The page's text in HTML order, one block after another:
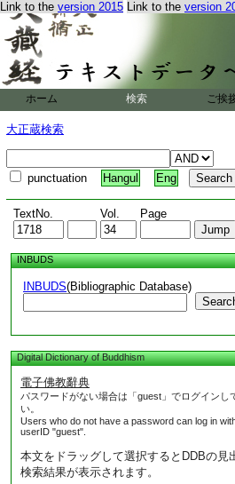
Link to the version 2015 Link to the version
ホーム 検索 ご挨
大正蔵検索
punctuation Hangul Eng
TextNo. Vol. Page
INBUDS
INBUDS(Bibliographic Database)
Digital Dictionary of Buddhism
電子佛教辭典
パスワードがない場合は「guest」でログインし
い。
Users who do not have a password can log in
userID "guest".
本文をドラッグして選択するとDDBの見
検索結果が表示されます。